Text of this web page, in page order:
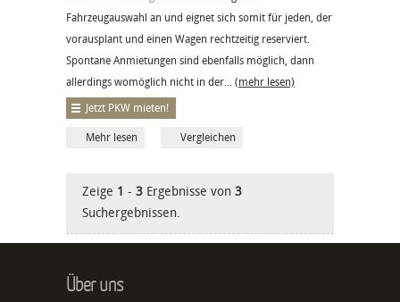
Fahrzeugauswahl an und eignet sich somit für jeden, der
vorausplant und einen Wagen rechtzeitig reserviert.
Spontane Anmietungen sind ebenfalls möglich, dann
allerdings womöglich nicht in der... (mehr lesen)
Jetzt PKW mieten!
Mehr lesen Vergleichen
Zeige 1 - 3 Ergebnisse von 3
Suchergebnissen.
Über uns